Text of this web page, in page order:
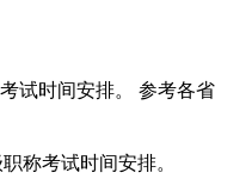
试时间安排。 参考各省
称考试时间安排。